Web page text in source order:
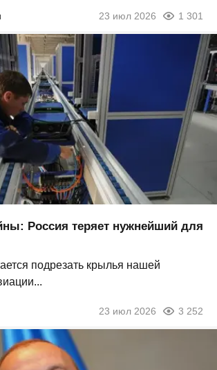
23 июл 2026 1 301
Россия теряет нужнейший для
подрезать крылья нашей
23 июл 2026 3 252